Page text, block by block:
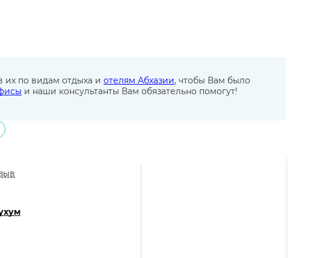
их по видам отдыха и отелям Абхазии, чтобы Вам было
и наши консультанты Вам обязательно помогут!